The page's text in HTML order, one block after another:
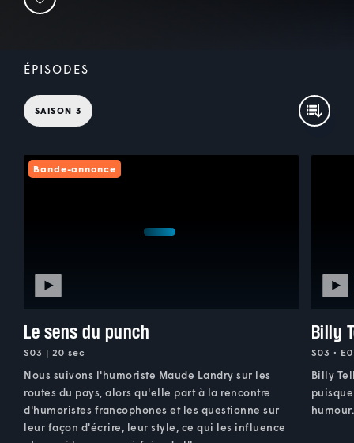
ÉPISODES
SAISON 3
Bande-annonce
Le sens du punch
S03 | 20 sec
Nous suivons l'humoriste Maude Landry sur les
routes du pays, alors qu'elle part à la rencontre
d'humoristes francophones et les questionne sur
leur façon d'écrire, leur style, ce qui les influence
Billy
S03 •
Billy